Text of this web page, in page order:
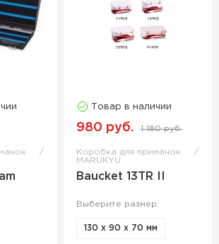
Товар в наличии
980 руб. 1 180 руб.
Коробка для приманок
MARUKYU
Baucket 13TR II
Выберите размер:
130 x 90 x 70 мм